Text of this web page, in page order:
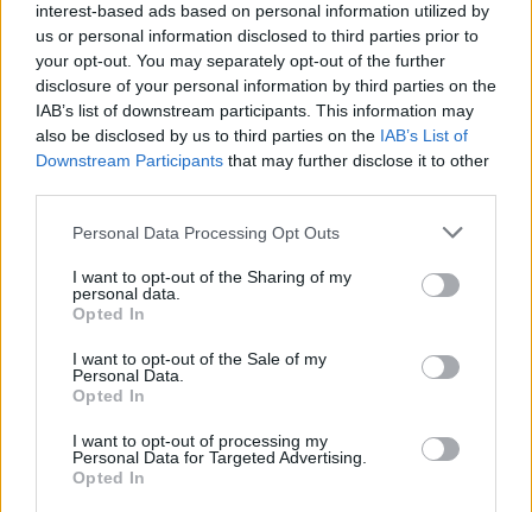
interest-based ads based on personal information utilized by
us or personal information disclosed to third parties prior to
your opt-out. You may separately opt-out of the further
disclosure of your personal information by third parties on the
IAB’s list of downstream participants. This information may
also be disclosed by us to third parties on the IAB’s List of
Downstream Participants that may further disclose it to other
Personal Data Processing Opt Outs
I want to opt-out of the Sharing of my
personal data.
Opted In
I want to opt-out of the Sale of my
Personal Data.
Opted In
I want to opt-out of processing my
Personal Data for Targeted Advertising.
Opted In
– Men det är bara en liten del i vårt samarbete. De
får en möjlighet att komma hit och marknadsföra sin
ölvecka, berättar Erik.
– De var så himla generösa när vi var på deras
ölvecka.
profil hittills, men att det är något som kanske kan
komma att förändras.
– Vi ska inte vara så bundna av Sverige, utan bara
göra kul grejor med kompisar på kompententa
bryggerier, som gör riktigt bra bira.